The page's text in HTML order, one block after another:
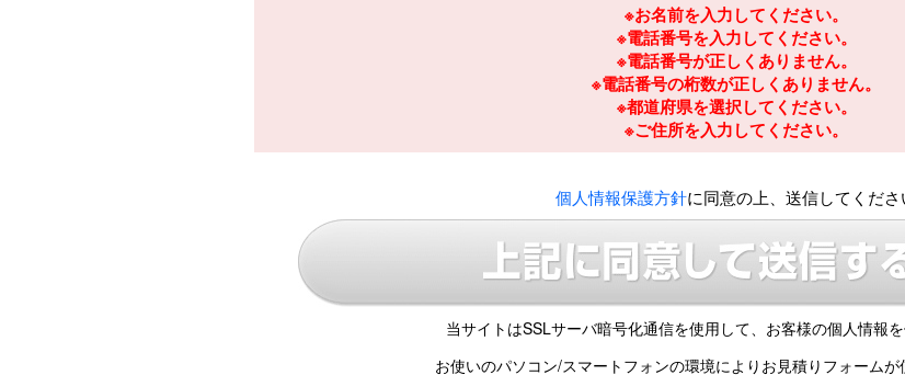
※お名前を入力してください。
※電話番号を入力してください。
※電話番号が正しくありません。
※電話番号の桁数が正しくありません。
※都道府県を選択してください。
※ご住所を入力してください。
個人情報保護方針に同意の上、送信してくださ
当サイトはSSLサーバ暗号化通信を使用して、 お客様の個人情報を
お使いのパソコン/スマートフォンの環境により お見積りフォームが